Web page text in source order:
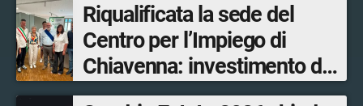
Riqualificata la sede del
Centro per l’Impiego di
Chiavenna: investimento da
quasi 250mila euro